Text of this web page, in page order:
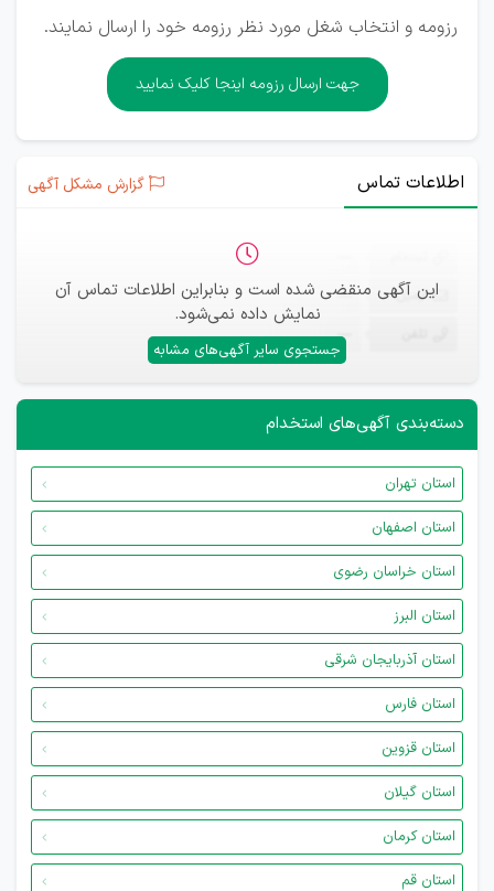
رزومه و انتخاب شغل مورد نظر رزومه خود را ارسال نمایند.
جهت ارسال رزومه اینجا کلیک نمایید
اطلاعات تماس گزارش مشکل آگهی
این آگهی منقضی شده است و بنابراین اطلاعات تماس آن
نمایش داده نمی‌شود.
جستجوی سایر آگهی‌های مشابه
ایمیل —
—
دسته‌بندی آگهی‌های استخدام
استان تهران
استان اصفهان
استان خراسان رضوی
استان البرز
استان آذربایجان شرقی
استان فارس
استان قزوین
استان گیلان
استان کرمان
استان قم